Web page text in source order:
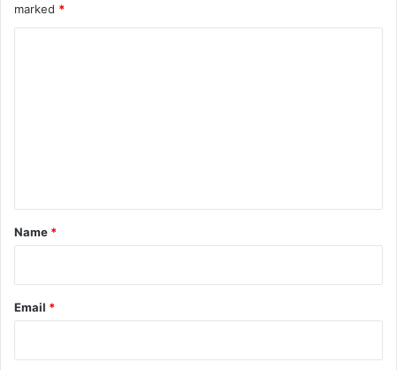
marked *
*
Name *
Email *